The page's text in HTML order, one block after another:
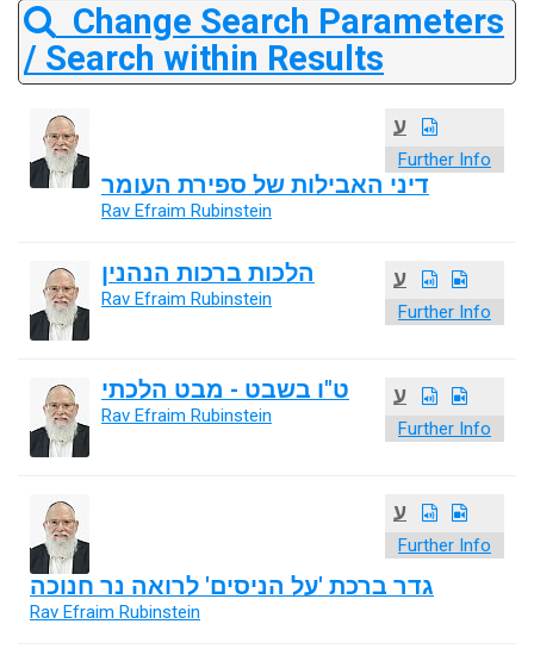
Change Search Parameters
/ Search within Results
ע
Further Info
דיני האבילות של ספירת העומר
Rav Efraim Rubinstein
ע
Further Info
הלכות ברכות הנהנין
Rav Efraim Rubinstein
ע
Further Info
ט"ו בשבט - מבט הלכתי
Rav Efraim Rubinstein
ע
Further Info
גדר ברכת 'על הניסים' לרואה נר חנוכה
Rav Efraim Rubinstein